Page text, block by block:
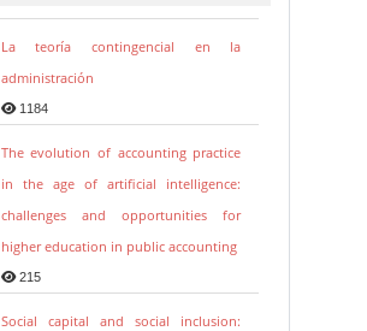
La teoría contingencial en la
administración
1184
The evolution of accounting practice
in the age of artificial intelligence:
challenges and opportunities for
higher education in public accounting
215
Social capital and social inclusion: